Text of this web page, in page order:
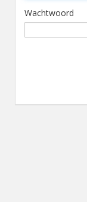
Wachtwoord